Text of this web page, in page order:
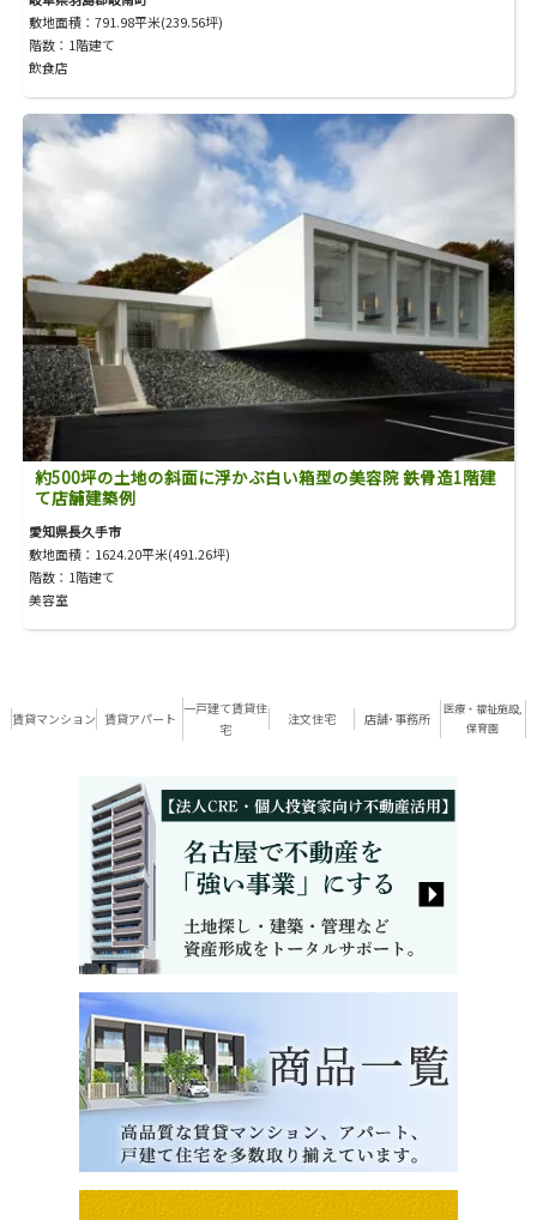
敷地面積：791.98平米(239.56坪)
階数：1階建て
飲食店
約500坪の土地の斜面に浮かぶ白い箱型の美容院 鉄骨造1階建
て店舗建築例
愛知県長久手市
敷地面積：1624.20平米(491.26坪)
階数：1階建て
美容室
賃貸マンション 賃貸アパート
一戸建て賃貸住
宅
注文住宅 店舗･事務所
医療・福祉施設,
保育園